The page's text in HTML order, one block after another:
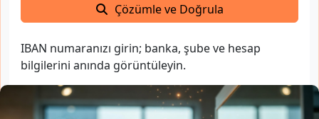
Çözümle ve Doğrula
IBAN numaranızı girin; banka, şube ve hesap
bilgilerini anında görüntüleyin.